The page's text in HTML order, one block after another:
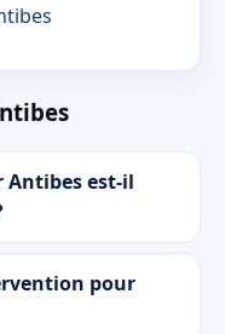
Antibes est-il
pour